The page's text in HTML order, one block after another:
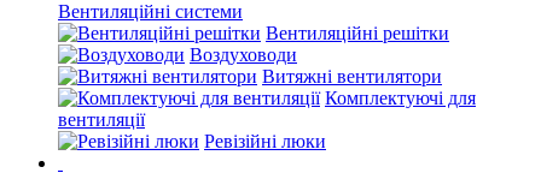
Вентиляційні системи
Вентиляційні решітки
Воздуховоди
Витяжні вентилятори
Комплектуючі для
вентиляції
Ревізійні люки